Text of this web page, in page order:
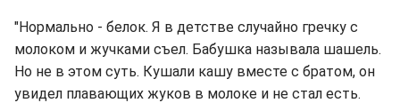
"Нормально - белок. Я в детстве случайно гречку с
молоком и жучками съел. Бабушка называла шашель.
Но не в этом суть. Кушали кашу вместе с братом, он
увидел плавающих жуков в молоке и не стал есть.